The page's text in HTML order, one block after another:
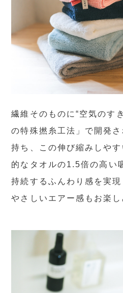
繊維そのものに“空気のす
の特殊撚糸工法」で開発
持ち、この伸び縮みしや
的なタオルの1.5倍の高い
持続するふんわり感を実
やさしいエアー感もお楽し